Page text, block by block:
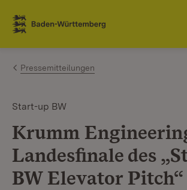
Zum Inhalt springen
Link zur Startseite
Pressemitteilungen
Start-up BW
Krumm
Landesfinale des
BW Elevator Pitch“